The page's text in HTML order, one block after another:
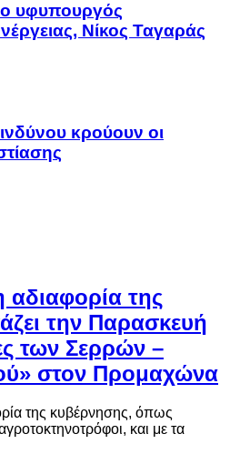
υφυπουργός
Νίκος Ταγαράς
κρούουν οι
της
την Παρασκευή
των Σερρών –
στον Προμαχώνα
της κυβέρνησης, όπως
και με τα